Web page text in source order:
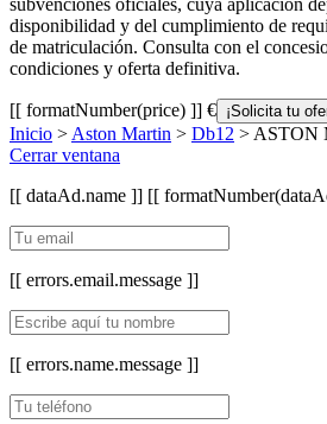
subvenciones oficiales, cuya aplicación
disponibilidad y del cumplimiento de
de matriculación. Consulta con el
condiciones y oferta definitiva.
[[ formatNumber(price) ]] € ¡Solicita tu
Inicio >Aston Martin > Db12 > ASTON
Cerrar ventana
[[ dataAd.name ]] [[
[[ errors.email.message ]]
[[ errors.name.message ]]